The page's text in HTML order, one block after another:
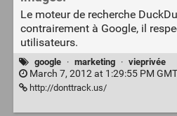
Le moteur de recherche
contrairement à Google, il
utilisateurs.
google · marketing · vieprivée
March 7, 2012 at 1:29:55 PM
http://donttrack.us/